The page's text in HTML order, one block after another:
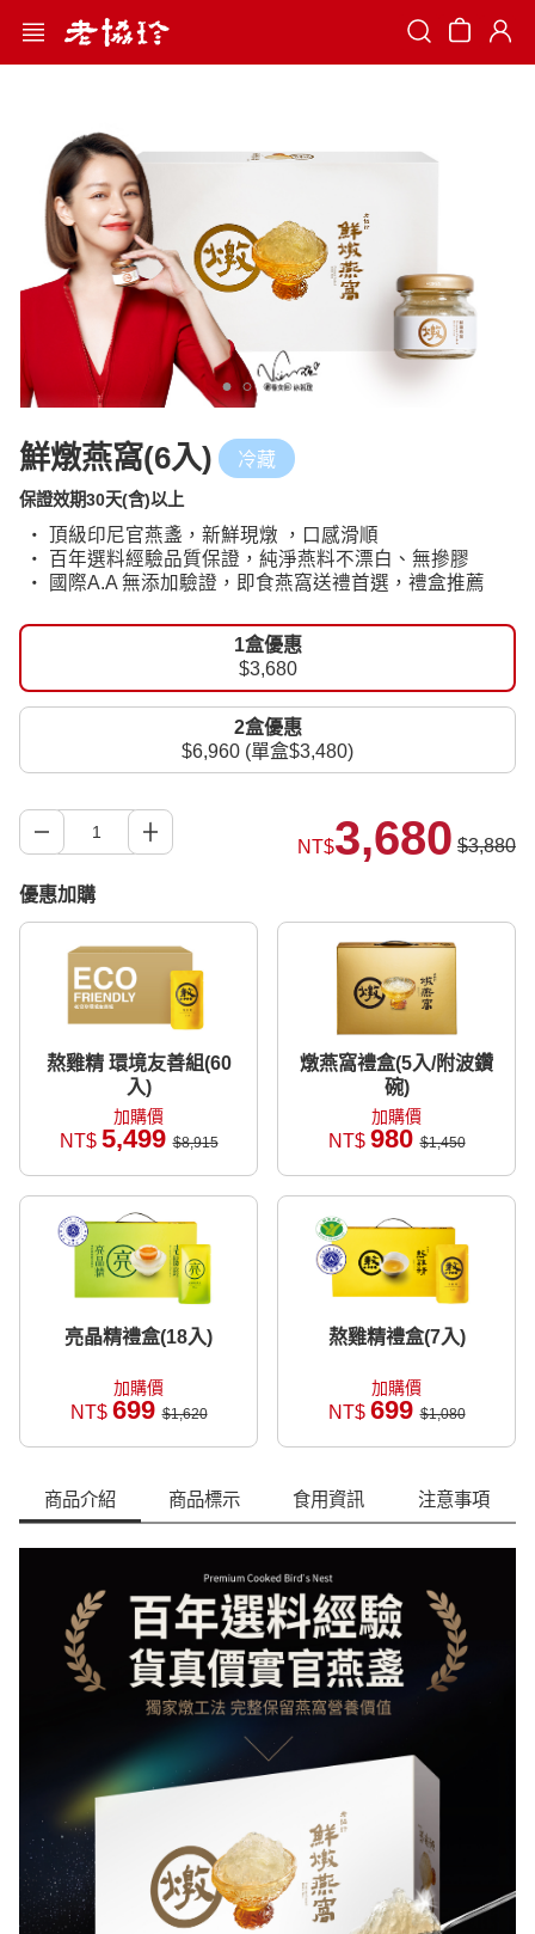
Search
鮮燉燕窩(6入) 冷藏
保證效期30天(含)以上
‧ 頂級印尼官燕盞，新鮮現燉 ，口感滑順
‧ 百年選料經驗品質保證，純淨燕料不漂白、無摻膠
‧ 國際A.A 無添加驗證，即食燕窩送禮首選，禮盒推薦
1盒優惠
$3,680
2盒優惠
$6,960 (單盒$3,480)
NT$3,680 $3,880
優惠加購
熬雞精 環境友善組(60
入)
加購價
NT$ 5,499$8,915
燉燕窩禮盒(5入/附波鑽
碗)
加購價
NT$ 980$1,450
亮晶精禮盒(18入)
加購價
NT$ 699$1,620
熬雞精禮盒(7入)
加購價
NT$ 699$1,080
商品介紹 商品標示 食用資訊 注意事項